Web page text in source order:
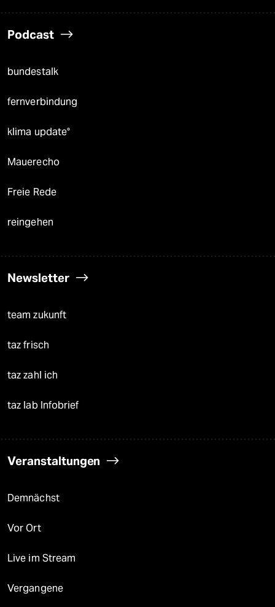
Podcast
bundestalk
fernverbindung
klima update°
Mauerecho
Freie Rede
reingehen
Newsletter
team zukunft
taz frisch
taz zahl ich
taz lab Infobrief
Veranstaltungen
Demnächst
Vor Ort
Live im Stream
Vergangene